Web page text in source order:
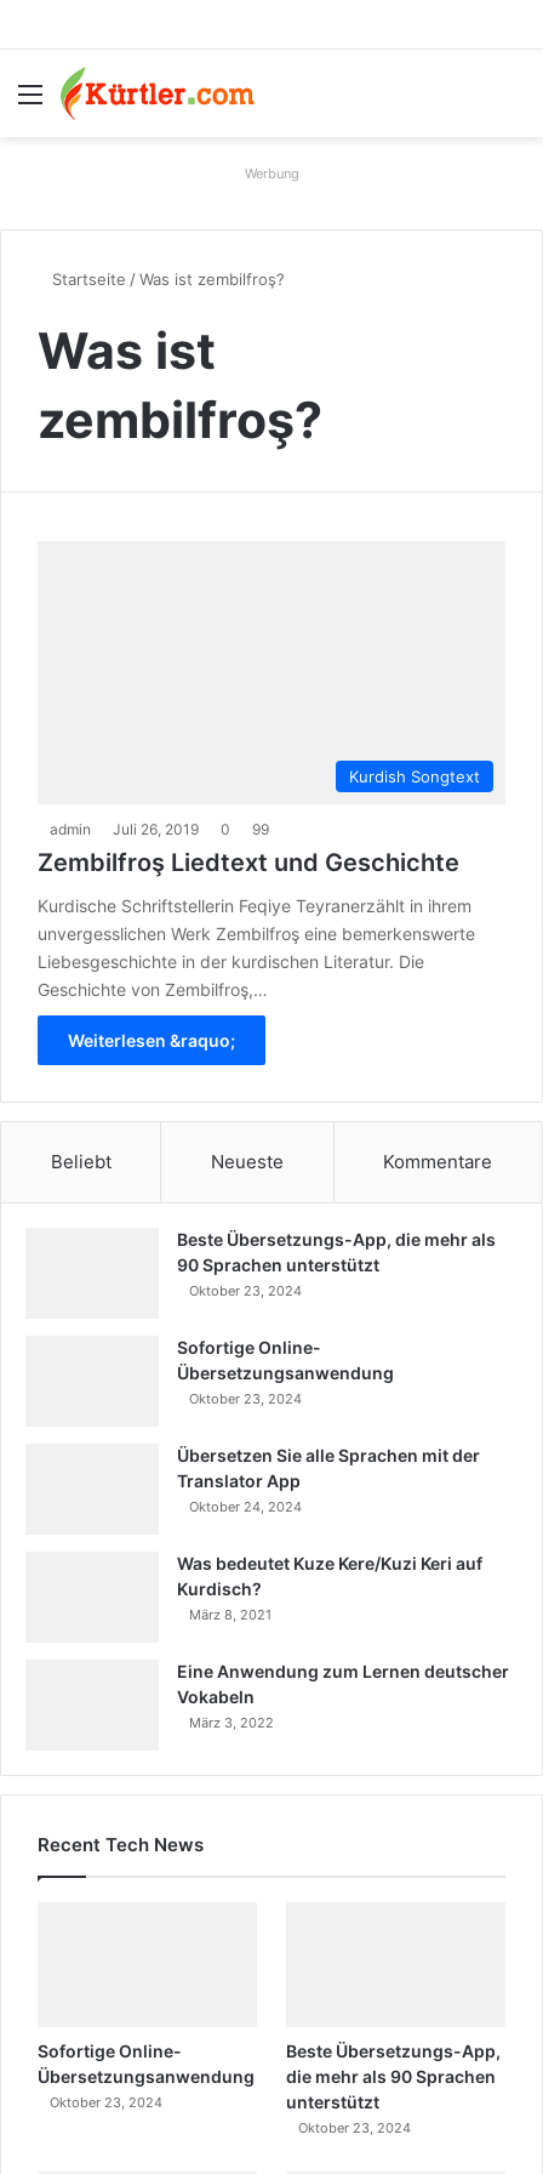
Menü
Werbung
Startseite /Was ist zembilfroş?
Was ist
zembilfroş?
Kurdish Songtext
admin Juli 26, 2019 0 99
Zembilfroş Liedtext und Geschichte
Kurdische Schriftstellerin Feqiye Teyranerzählt in ihrem
unvergesslichen Werk Zembilfroş eine bemerkenswerte
Liebesgeschichte in der kurdischen Literatur. Die
Geschichte von Zembilfroş,…
Weiterlesen &raquo;
Beliebt Neueste Kommentare
Beste Übersetzungs-App, die mehr als
90 Sprachen unterstützt
Oktober 23, 2024
Sofortige Online-
Übersetzungsanwendung
Oktober 23, 2024
Übersetzen Sie alle Sprachen mit der
Translator App
Oktober 24, 2024
Was bedeutet Kuze Kere/Kuzi Keri auf
Kurdisch?
März 8, 2021
Eine Anwendung zum Lernen deutscher
Vokabeln
März 3, 2022
Recent Tech News
Sofortige Online-
Übersetzungsanwendung
Oktober 23, 2024
Beste Übersetzungs-App,
die mehr als 90 Sprachen
unterstützt
Oktober 23, 2024